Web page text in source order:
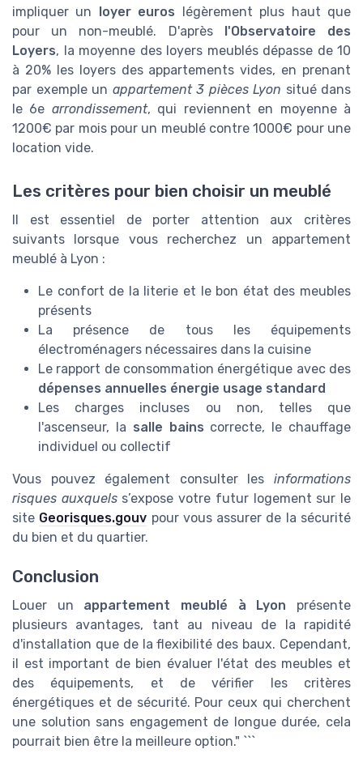
impliquer un loyer euros légèrement plus haut que
pour un non-meublé. D'après l'Observatoire des
Loyers, la moyenne des loyers meublés dépasse de 10
à 20% les loyers des appartements vides, en prenant
par exemple un appartement 3 pièces Lyon situé dans
le 6e arrondissement, qui reviennent en moyenne à
1200€ par mois pour un meublé contre 1000€ pour une
location vide.
Les critères pour bien choisir un meublé
Il est essentiel de porter attention aux critères
suivants lorsque vous recherchez un appartement
meublé à Lyon :
Le confort de la literie et le bon état des meubles
présents
La présence de tous les équipements
électroménagers nécessaires dans la cuisine
Le rapport de consommation énergétique avec des
dépenses annuelles énergie usage standard
Les charges incluses ou non, telles que
l'ascenseur, la salle bains correcte, le chauffage
individuel ou collectif
Vous pouvez également consulter les informations
risques auxquelss’expose votre futur logement sur le
site Georisques.gouv pour vous assurer de la sécurité
du bien et du quartier.
Conclusion
Louer un appartement meublé à Lyon présente
plusieurs avantages, tant au niveau de la rapidité
d'installation que de la flexibilité des baux. Cependant,
il est important de bien évaluer l'état des meubles et
des équipements, et de vérifier les critères
énergétiques et de sécurité. Pour ceux qui cherchent
une solution sans engagement de longue durée, cela
pourrait bien être la meilleure option." ```